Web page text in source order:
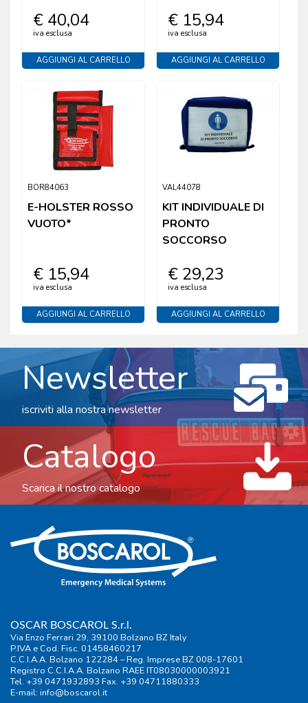
€ 40,04
iva esclusa
AGGIUNGI AL CARRELLO
€ 15,94
iva esclusa
AGGIUNGI AL CARRELLO
BOR84063
E-HOLSTER ROSSO
VUOTO*
€ 15,94
iva esclusa
AGGIUNGI AL CARRELLO
VAL44078
KIT INDIVIDUALE DI
PRONTO
SOCCORSO
€ 29,23
iva esclusa
AGGIUNGI AL CARRELLO
Newsletter
iscriviti alla nostra newsletter
Catalogo
Scarica il nostro catalogo
OSCAR BOSCAROL S.r.l.
Via Enzo Ferrari 29, 39100 Bolzano BZ Italy
P.IVA e Cod. Fisc. 01458460217
C.C.I.A.A. Bolzano 122284 – Reg. Imprese BZ 008-17601
Registro C.C.I.A.A. Bolzano RAEE IT08030000003921
Tel. +39 0471932893 Fax. +39 04711880333
E-mail: info@boscarol.it